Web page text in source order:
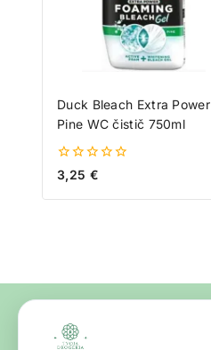
Duck Bleach Extra Power
Pine WC čistič 750ml
0
z
5
3,25 €